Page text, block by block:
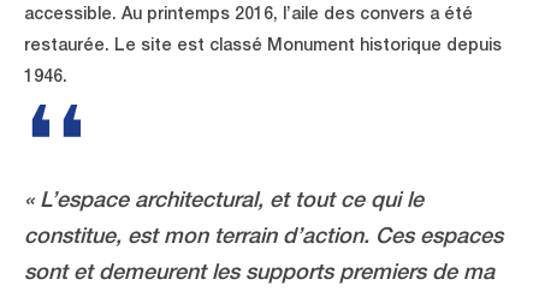
accessible. Au printemps 2016, l’aile des convers a été
restaurée. Le site est classé Monument historique depuis
1946.
« L’espace architectural, et tout ce qui le
constitue, est mon terrain d’action. Ces espaces
sont et demeurent les supports premiers de ma